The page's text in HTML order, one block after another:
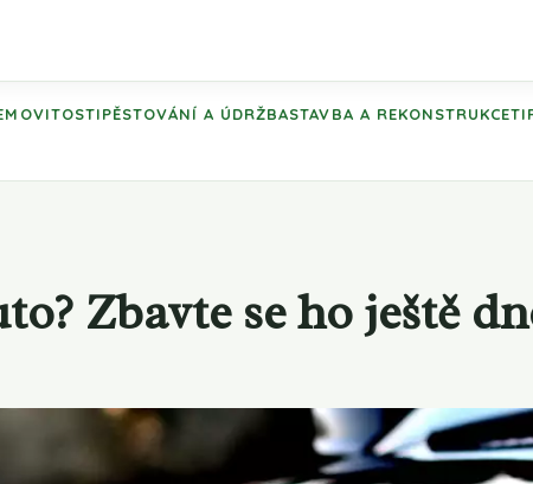
PĚSTOVÁNÍ A ÚDRŽBASTAVBA A REKONSTRUKCE
Zbavte se ho ještě